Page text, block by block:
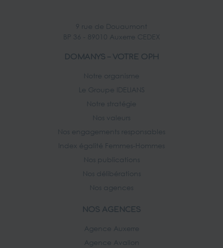
9 rue de Douaumont
BP 36 - 89010 Auxerre CEDEX
DOMANYS – VOTRE OPH
Notre organisme
Le Groupe IDELIANS
Notre stratégie
Nos valeurs
Nos engagements responsables
Index égalité Femmes-Hommes
Nos publications
Nos délibérations
Nos agences
NOS AGENCES
Agence Auxerre
Agence Avallon